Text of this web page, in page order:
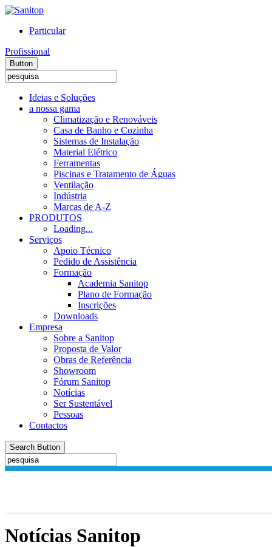
Particular
Profissional
Button
Ideias e Soluções
a nossa gama
Climatização e Renováveis
Casa de Banho e Cozinha
Sistemas de Instalação
Material Elétrico
Ferramentas
Piscinas e Tratamento de Águas
Ventilação
Indústria
Marcas de A-Z
PRODUTOS
Loading...
Serviços
Apoio Técnico
Pedido de Assistência
Formação
Academia Sanitop
Plano de Formação
Inscrições
Downloads
Empresa
Sobre a Sanitop
Proposta de Valor
Obras de Referência
Showroom
Fórum Sanitop
Notícias
Ser Sustentável
Pessoas
Contactos
Search Button
Notícias Sanitop